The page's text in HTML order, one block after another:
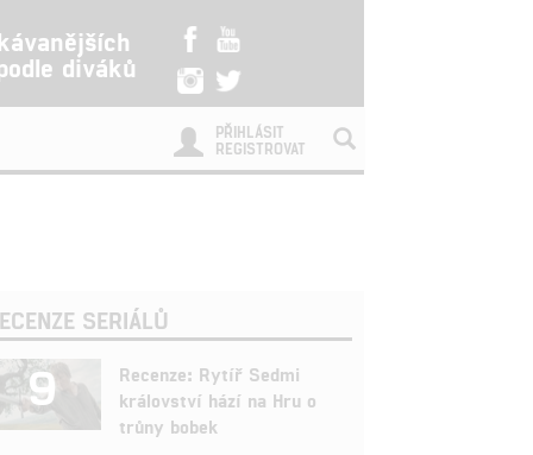
diváků
PŘIHLÁSIT
REGISTROVAT
SERIÁLŮ
9
Recenze: Rytíř Sedmi
království hází na Hru o
trůny bobek